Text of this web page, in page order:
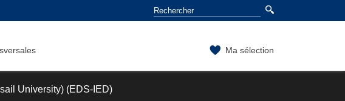
Ma sélection
University) (EDS-IED)